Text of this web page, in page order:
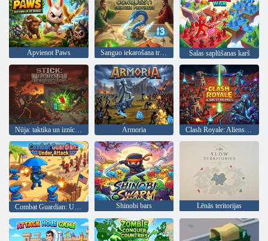
Apvienot Paws Sanguo iekarošana trīspadsmit provincēs Salas saplūšanas karš
Nūja: taktika un iznīcināšana Armoria Clash Royale: Aliens vs Colonists
Shinobi bars Lēnās teritorijas